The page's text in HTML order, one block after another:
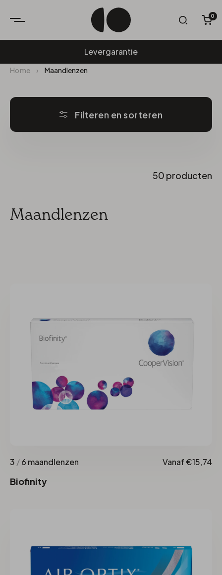
Levergarantie
0
Home › Maandlenzen
Filteren en sorteren
50 producten
Maandlenzen
3 /6 maandlenzen Vanaf €15,74
Biofinity